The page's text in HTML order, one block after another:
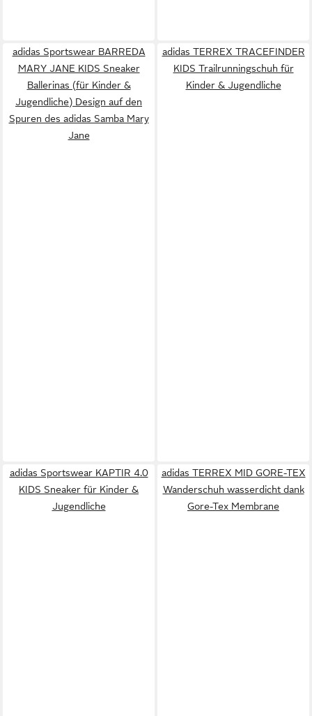
adidas Sportswear BARREDA
MARY JANE KIDS Sneaker
Ballerinas (für Kinder &
Jugendliche) Design auf den
Spuren des adidas Samba Mary
Jane
adidas TERREX TRACEFINDER
KIDS Trailrunningschuh für
Kinder & Jugendliche
adidas Sportswear KAPTIR 4.0
KIDS Sneaker für Kinder &
Jugendliche
adidas TERREX MID GORE-TEX
Wanderschuh wasserdicht dank
Gore-Tex Membrane